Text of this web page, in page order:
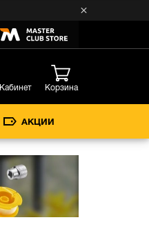
Кабинет Корзина
АКЦИИ